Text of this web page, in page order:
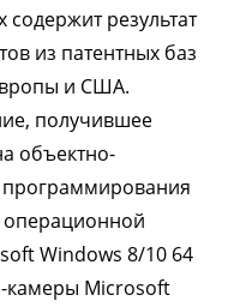
содержит результат
из патентных баз
и США.
получившее
объектно-
операционной
Windows 8/10 64
камеры Microsoft